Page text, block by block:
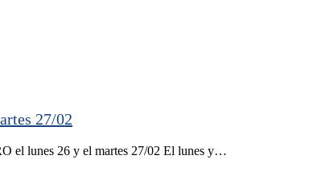
27/02
el lunes 26 y el martes 27/02 El lunes y…